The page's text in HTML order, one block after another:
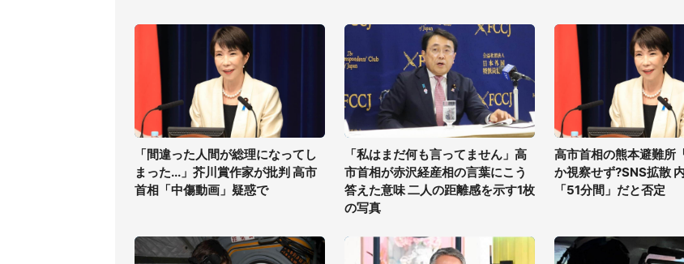
「間違った人間が総理になってし
まった...」芥川賞作家が批判 高市
首相「中傷動画」疑惑で
「私はまだ何も言ってません」高
市首相が赤沢経産相の言葉にこう
答えた意味 二人の距離感を示す1枚
の写真
高市首相の熊本避難所
か視察せず?SNS拡散
「51分間」だと否定